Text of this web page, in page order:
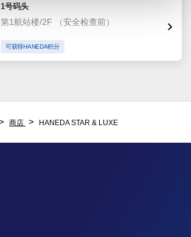
1号码头
第1航站楼/2F （安全检查前）
可获得HANEDA积分
商店 HANEDA STAR & LUXE